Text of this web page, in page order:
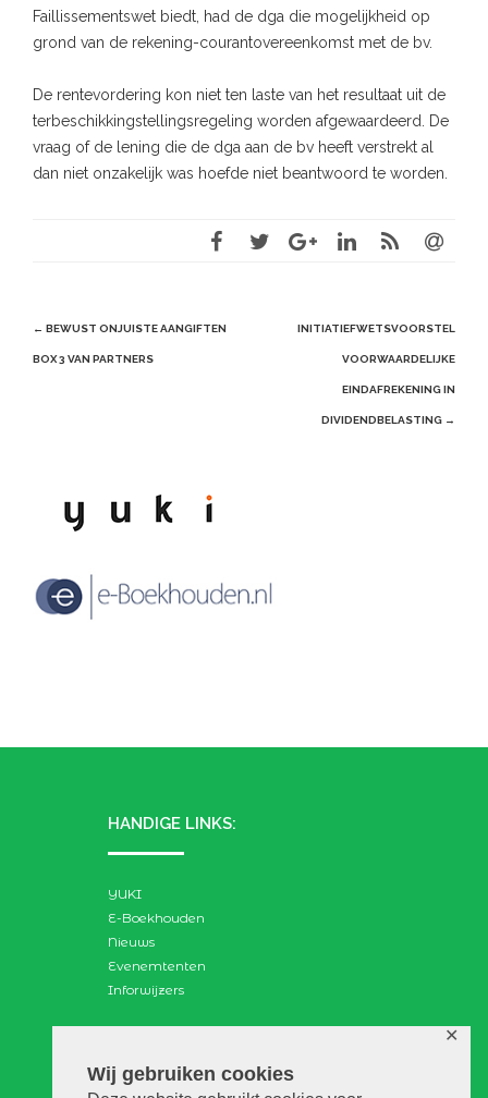
Wij gebruiken cookies
✕
Faillissementswet biedt, had de dga die mogelijkheid op
grond van de rekening-courantovereenkomst met de bv.
De rentevordering kon niet ten laste van het resultaat uit de
terbeschikkingstellingsregeling worden afgewaardeerd. De
vraag of de lening die de dga aan de bv heeft verstrekt al
dan niet onzakelijk was hoefde niet beantwoord te worden.
Post
navigation
← BEWUST ONJUISTE AANGIFTEN
BOX 3 VAN PARTNERS
INITIATIEFWETSVOORSTEL
VOORWAARDELIJKE
EINDAFREKENING IN
DIVIDENDBELASTING →
HANDIGE LINKS:
YUKI
E-Boekhouden
Nieuws
Evenemtenten
Inforwijzers